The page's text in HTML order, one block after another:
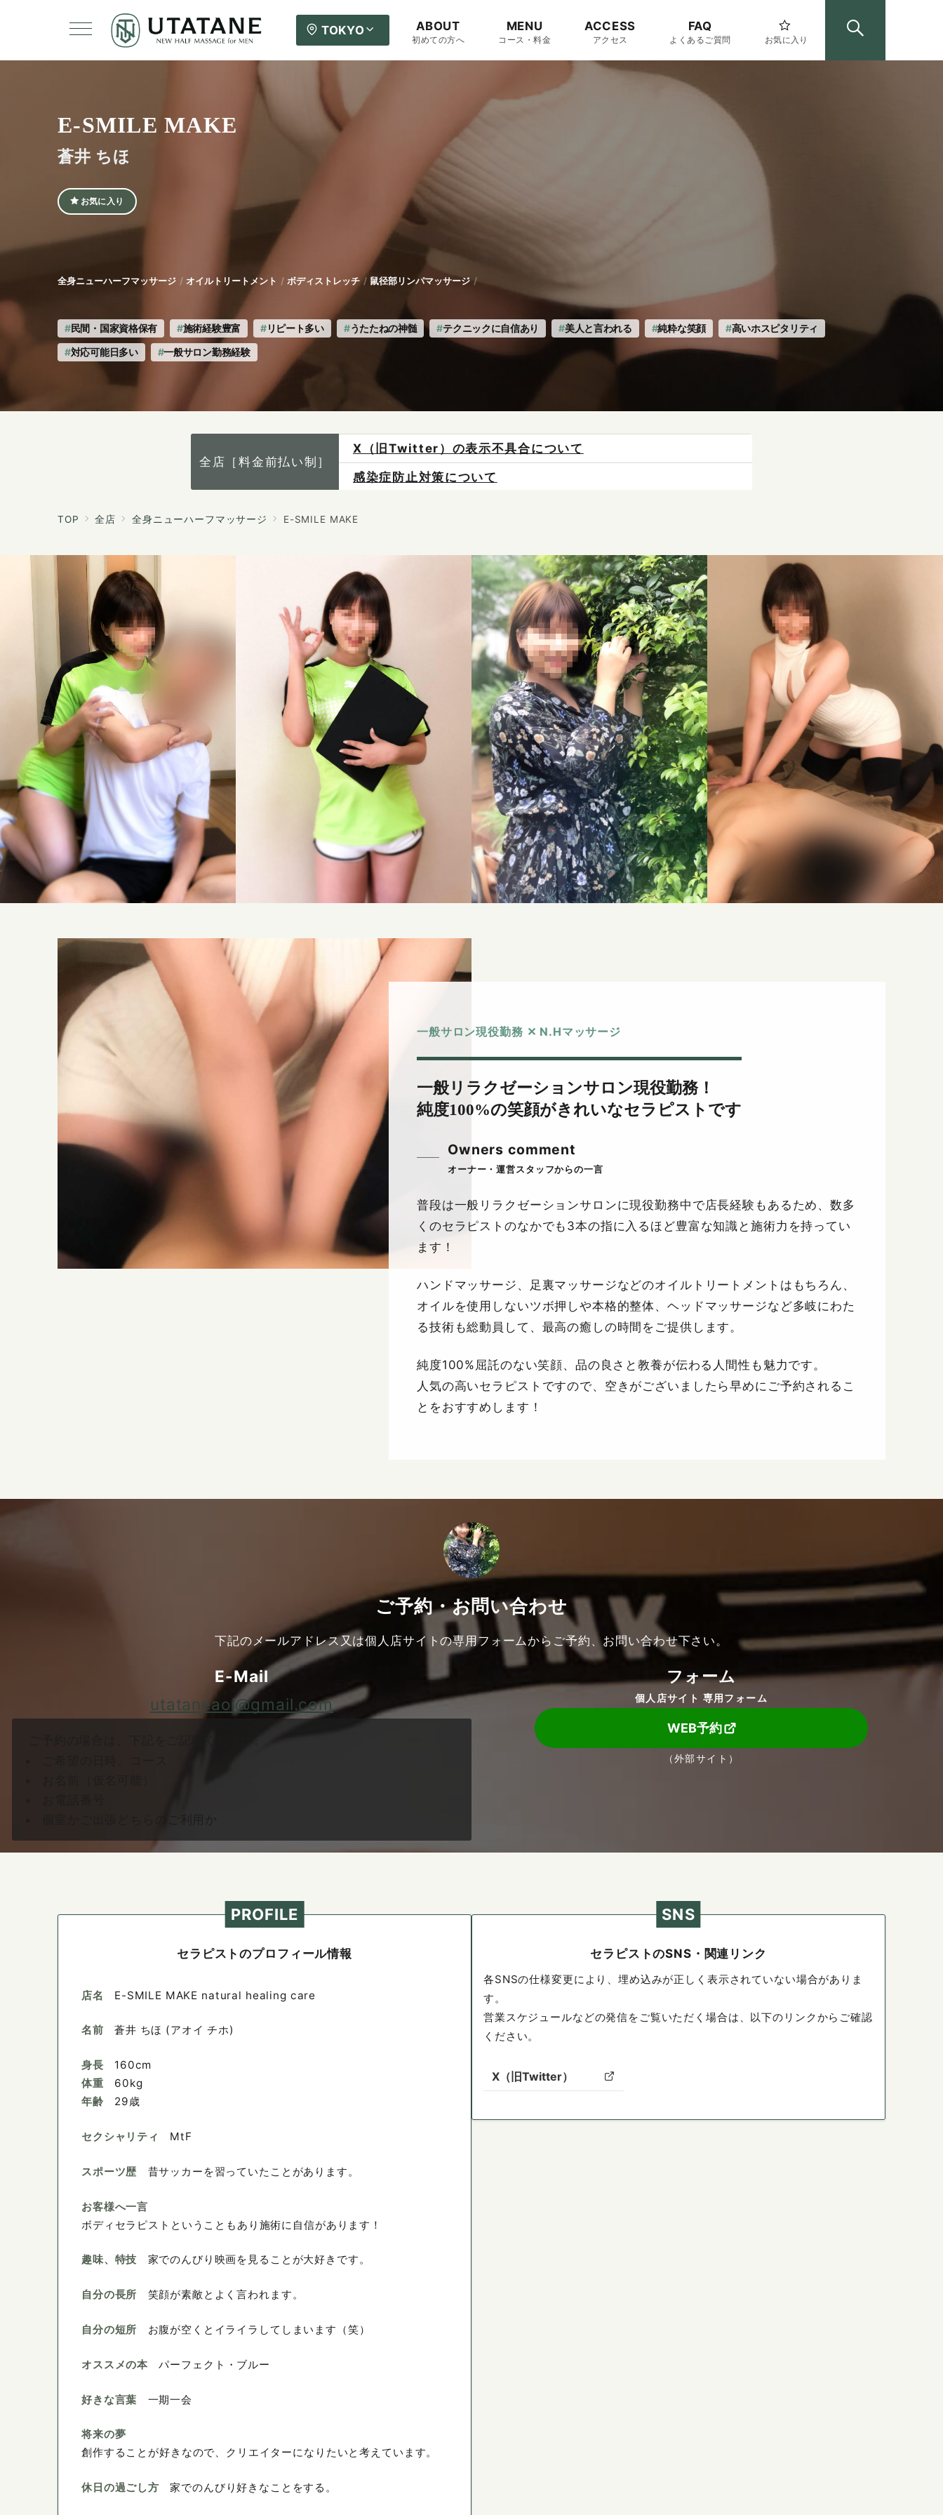
TOKYO ABOUT
初めての方へ
MENU
コース・料金
ACCESS
アクセス
FAQ
よくあるご質問 お気に入り
E-SMILE MAKE
蒼井 ちほ
お気に入り
全身ニューハーフマッサージ オイルトリートメント ボディストレッチ 鼠径部リンパマッサージ
民間・国家資格保有 施術経験豊富 リピート多い うたたねの神髄 テクニックに自信あり 美人と言われる 純粋な笑顔
高いホスピタリティ
対応可能日多い
一般サロン勤務経験
全店［料金前払い制］
感染症防止対策について
ご予約は各店へ直接お問い合わせください。
TOP 全店 全身ニューハーフマッサージ E-SMILE MAKE
一般サロン現役勤務 ✕ N.Hマッサージ
一般リラクゼーションサロン現役勤務！
純度100%の笑顔がきれいなセラピストです
Owners comment
普段は一般リラクゼーションサロンに現役勤務中で店長経験もあるため、数多
くのセラピストのなかでも3本の指に入るほど豊富な知識と施術力を持ってい
ます！
ハンドマッサージ、足裏マッサージなどのオイルトリートメントはもちろん、
オイルを使用しないツボ押しや本格的整体、ヘッドマッサージなど多岐にわた
る技術も総動員して、最高の癒しの時間をご提供します。
純度100%屈託のない笑顔、品の良さと教養が伝わる人間性も魅力です。
人気の高いセラピストですので、空きがございましたら早めにご予約されるこ
とをおすすめします！
ご予約・お問い合わせ
下記のメールアドレス又は個人店サイトの専用フォームからご予約、お問い合わせ下さい。
E-Mail
utataneaoi@gmail.com
フォーム
個人店サイト 専用フォーム
WEB予約
（外部サイト）
PROFILE
セラピストのプロフィール情報
店名 E-SMILE MAKE natural healing care
名前 蒼井 ちほ (アオイ チホ)
身長
体重
年齢
160cm
60kg
29歳
セクシャリティ MtF
スポーツ歴 昔サッカーを習っていたことがあります。
お客様へ一言
ボディセラピストということもあり施術に自信があります！
趣味、特技 家でのんびり映画を見ることが大好きです。
自分の長所 笑顔が素敵とよく言われます。
自分の短所 お腹が空くとイライラしてしまいます（笑）
オススメの本 パーフェクト・ブルー
好きな言葉 一期一会
将来の夢
創作することが好きなので、クリエイターになりたいと考えています。
休日の過ごし方 家でのんびり好きなことをする。
SNS
セラピストのSNS・関連リンク
各SNSの仕様変更により、埋め込みが正しく表示されていない場合がありま
す。
営業スケジュールなどの発信をご覧いただく場合は、以下のリンクからご確認
ください。
X（旧Twitter）